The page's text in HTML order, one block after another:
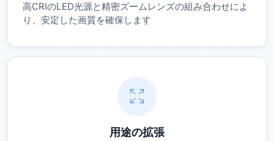
高CRIのLED光源と精密ズームレンズの組み合わせによ
り、安定した画質を確保します
用途の拡張